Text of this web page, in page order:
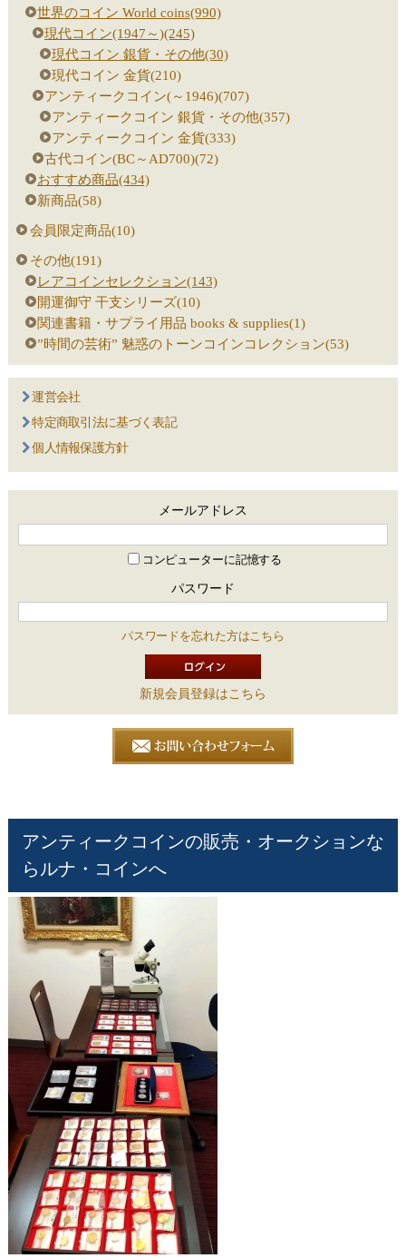
世界のコイン World coins(990)
現代コイン(1947～)(245)
現代コイン 銀貨・その他(30)
現代コイン 金貨(210)
アンティークコイン(～1946)(707)
アンティークコイン 銀貨・その他(357)
アンティークコイン 金貨(333)
古代コイン(BC～AD700)(72)
おすすめ商品(434)
新商品(58)
会員限定商品(10)
その他(191)
レアコインセレクション(143)
開運御守 干支シリーズ(10)
関連書籍・サプライ用品 books & supplies(1)
”時間の芸術” 魅惑のトーンコインコレクション(53)
運営会社
特定商取引法に基づく表記
個人情報保護方針
メールアドレス
コンピューターに記憶する
パスワード
パスワードを忘れた方はこちら
新規会員登録はこちら
アンティークコインの販売・オークションな
らルナ・コインへ